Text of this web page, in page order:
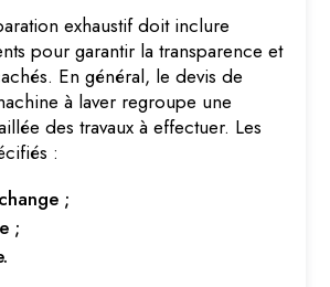
exhaustif doit inclure
pour garantir la transparence et
En général, le devis de
à laver regroupe une
des travaux à effectuer. Les
:
;
;